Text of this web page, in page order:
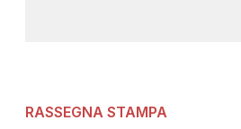
RASSEGNA STAMPA